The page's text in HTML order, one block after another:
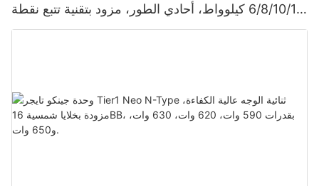
6/8/10/12 كيلوواط، أحادي الطور، مزود بتقنية تتبع نقطة
الطاقة القصوى (MPPT)، يدعم توصيل 9 وحدات بالتوازي